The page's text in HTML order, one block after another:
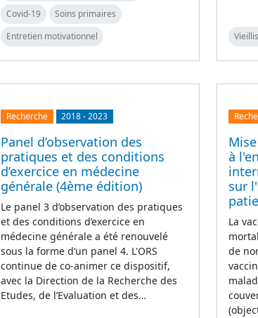
Covid-19
Soins primaires
Entretien motivationnel
Recherche 2018-2023
Panel d’observation des
pratiques et des conditions
d’exercice en médecine
générale (4ème édition)
Le panel 3 d’observation des pratiques
et des conditions d’exercice en
médecine générale a été renouvelé
sous la forme d’un panel 4. L'ORS
continue de co-animer ce dispositif,
avec la Direction de la Recherche des
Etudes, de l’Evaluation et des…
à
sur
La
de